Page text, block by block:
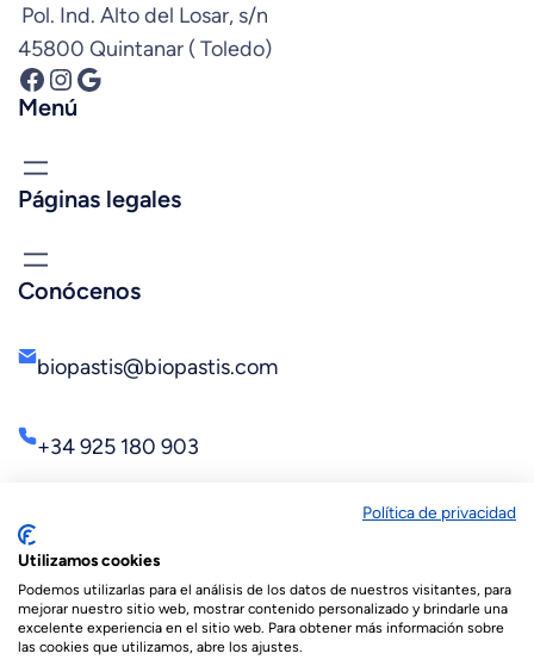
Pol. Ind. Alto del Losar, s/n
45800 Quintanar ( Toledo)
Facebook InstagramGoogle
Menú
Páginas legales
Conócenos
biopastis@biopastis.com
+34 925 180 903
© 2026 Biopastis.com
Política de privacidad
Utilizamos cookies
Podemos utilizarlas para el análisis de los datos de nuestros visitantes, para
mejorar nuestro sitio web, mostrar contenido personalizado y brindarle una
excelente experiencia en el sitio web. Para obtener más información sobre
las cookies que utilizamos, abre los ajustes.